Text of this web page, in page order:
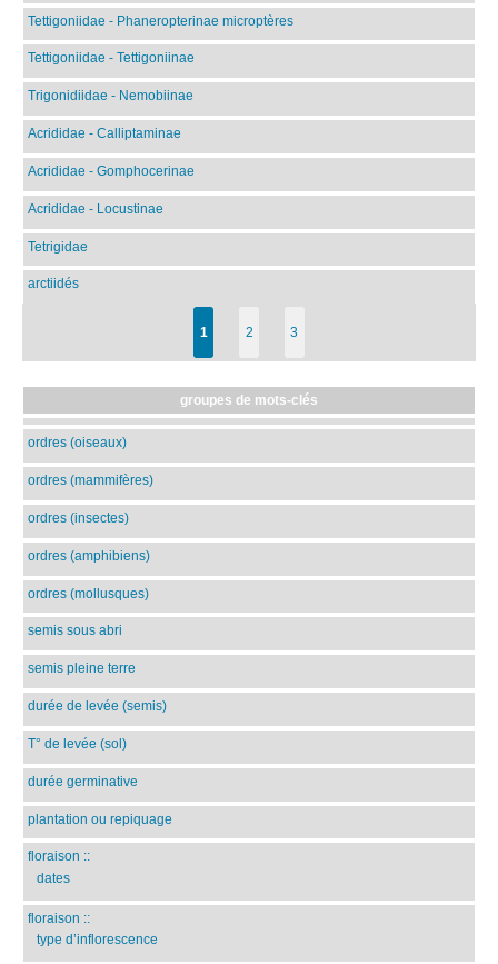
Tettigoniidae - Phaneropterinae microptères
Tettigoniidae - Tettigoniinae
Trigonidiidae - Nemobiinae
Acrididae - Calliptaminae
Acrididae - Gomphocerinae
Acrididae - Locustinae
Tetrigidae
arctiidés
1 2 3
groupes de mots-clés
ordres (oiseaux)
ordres (mammifères)
ordres (insectes)
ordres (amphibiens)
ordres (mollusques)
semis sous abri
semis pleine terre
durée de levée (semis)
T° de levée (sol)
durée germinative
plantation ou repiquage
floraison ::
dates
floraison ::
type d’inflorescence